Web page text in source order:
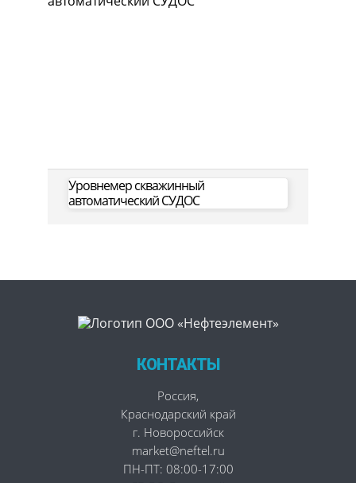
Уровнемер скважинный
автоматический СУДОС
КОНТАКТЫ
Россия,
Краснодарский край
г. Новороссийск
market@neftel.ru
ПН-ПТ: 08:00-17:00